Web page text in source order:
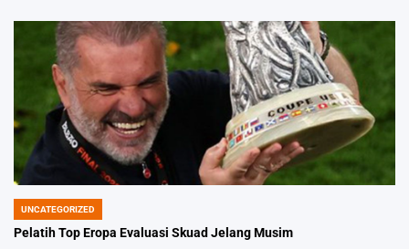
POSTED
IN
UNCATEGORIZED
Pelatih Top Eropa Evaluasi Skuad Jelang Musim